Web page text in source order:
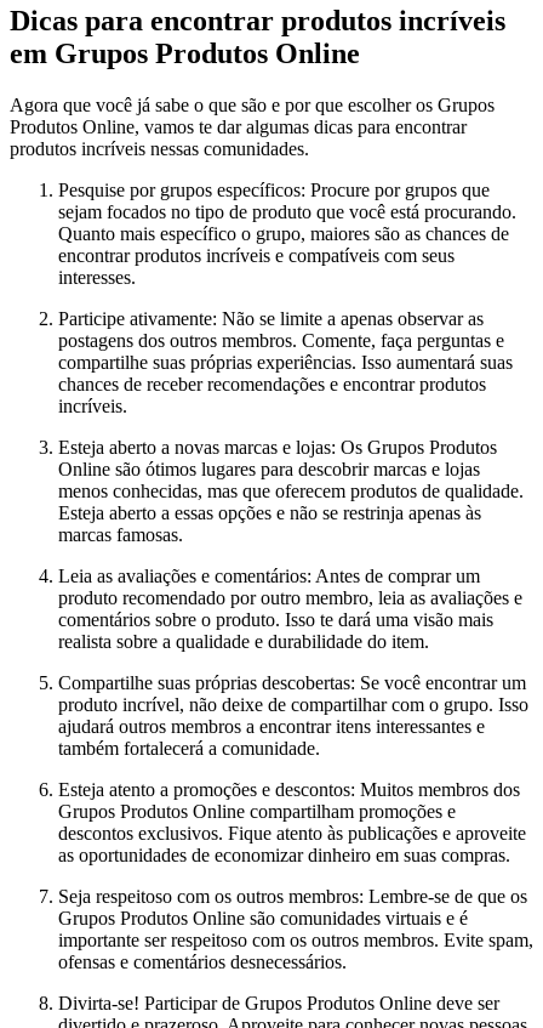
Dicas para encontrar produtos incríveis
em Grupos Produtos Online
Agora que você já sabe o que são e por que escolher os Grupos
Produtos Online, vamos te dar algumas dicas para encontrar
produtos incríveis nessas comunidades.
Pesquise por grupos específicos: Procure por grupos que
sejam focados no tipo de produto que você está procurando.
Quanto mais específico o grupo, maiores são as chances de
encontrar produtos incríveis e compatíveis com seus
interesses.
Participe ativamente: Não se limite a apenas observar as
postagens dos outros membros. Comente, faça perguntas e
compartilhe suas próprias experiências. Isso aumentará suas
chances de receber recomendações e encontrar produtos
incríveis.
Esteja aberto a novas marcas e lojas: Os Grupos Produtos
Online são ótimos lugares para descobrir marcas e lojas
menos conhecidas, mas que oferecem produtos de qualidade.
Esteja aberto a essas opções e não se restrinja apenas às
marcas famosas.
Leia as avaliações e comentários: Antes de comprar um
produto recomendado por outro membro, leia as avaliações e
comentários sobre o produto. Isso te dará uma visão mais
realista sobre a qualidade e durabilidade do item.
Compartilhe suas próprias descobertas: Se você encontrar um
produto incrível, não deixe de compartilhar com o grupo. Isso
ajudará outros membros a encontrar itens interessantes e
também fortalecerá a comunidade.
Esteja atento a promoções e descontos: Muitos membros dos
Grupos Produtos Online compartilham promoções e
descontos exclusivos. Fique atento às publicações e aproveite
as oportunidades de economizar dinheiro em suas compras.
Seja respeitoso com os outros membros: Lembre-se de que os
Grupos Produtos Online são comunidades virtuais e é
importante ser respeitoso com os outros membros. Evite spam,
ofensas e comentários desnecessários.
Divirta-se! Participar de Grupos Produtos Online deve ser